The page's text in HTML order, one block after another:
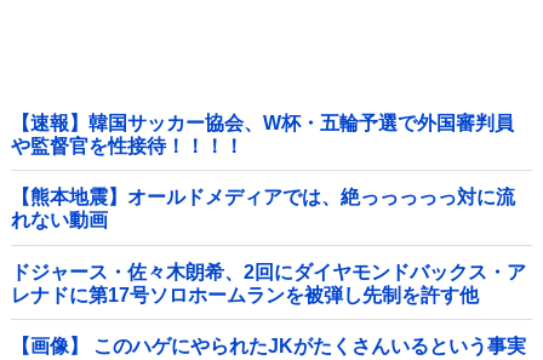
【速報】韓国サッカー協会、W杯・五輪予選で外国審判員
や監督官を性接待！！！！
【熊本地震】オールドメディアでは、絶っっっっっ対に流
れない動画
ドジャース・佐々木朗希、2回にダイヤモンドバックス・ア
レナドに第17号ソロホームランを被弾し先制を許す他
【画像】 このハゲにやられたJKがたくさんいるという事実